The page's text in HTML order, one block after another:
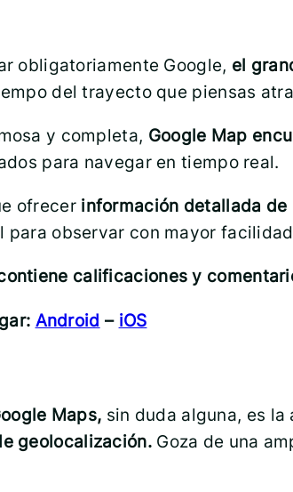
obligatoriamente Google, el
del trayecto que piensas
y completa, Google Map
para navegar en tiempo real.
ofrecer información detallada de
para observar con mayor
calificaciones y
Android – iOS
Maps, sin duda alguna, es
geolocalización. Goza de una